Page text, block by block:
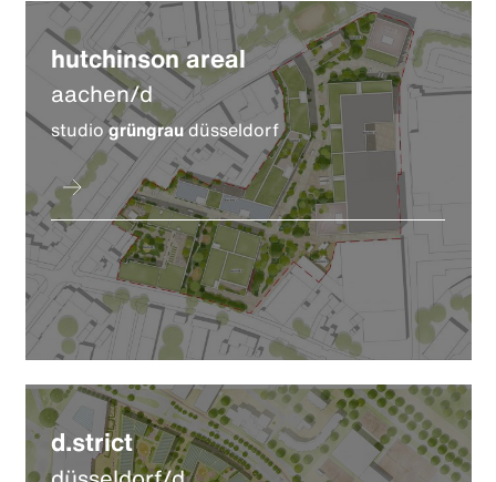
hutchinson areal
aachen/d
studiogrüngraudüsseldorf
d.strict